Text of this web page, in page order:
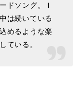
ドソング。Ｉ
は続いている
めるような楽
ている。